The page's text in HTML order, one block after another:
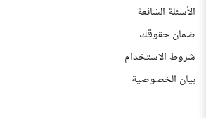
الأسئلة الشائعة
ضمان حقوقك
شروط الاستخدام
بيان الخصوصية